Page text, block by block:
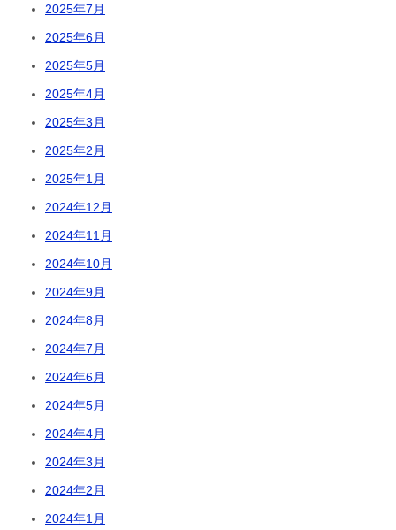
2025年7月
2025年6月
2025年5月
2025年4月
2025年3月
2025年2月
2025年1月
2024年12月
2024年11月
2024年10月
2024年9月
2024年8月
2024年7月
2024年6月
2024年5月
2024年4月
2024年3月
2024年2月
2024年1月